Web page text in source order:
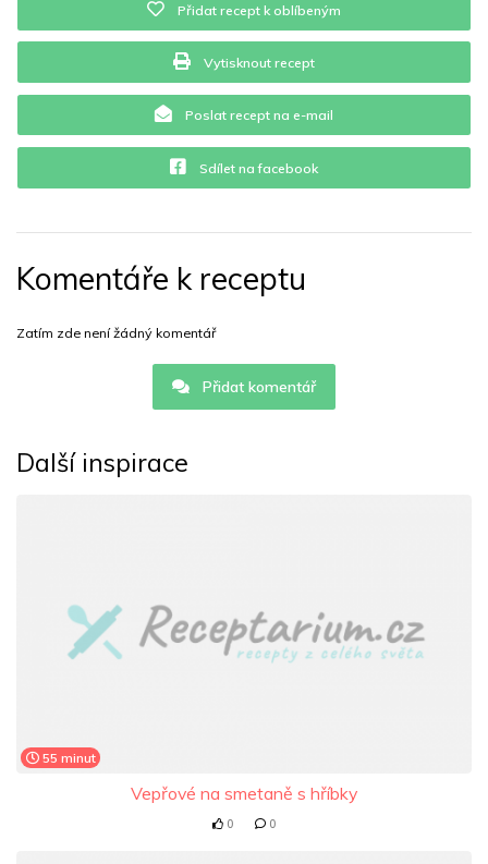
Přidat recept k oblíbeným
Vytisknout recept
Poslat recept na e-mail
Sdílet na facebook
Komentáře k receptu
Zatím zde není žádný komentář
Přidat komentář
Další inspirace
55 minut
Vepřové na smetaně s hříbky
0 0